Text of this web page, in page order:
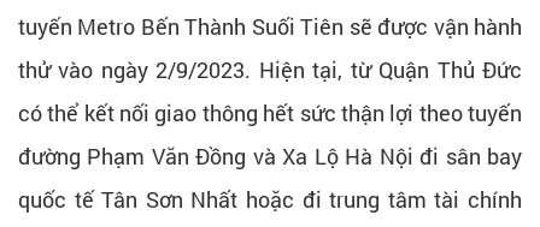
tuyến Metro Bến Thành Suối Tiên sẽ được vận hành
thử vào ngày 2/9/2023. Hiện tại, từ Quận Thủ Đức
có thể kết nối giao thông hết sức thận lợi theo tuyến
đường Phạm Văn Đồng và Xa Lộ Hà Nội đi sân bay
quốc tế Tân Sơn Nhất hoặc đi trung tâm tài chính